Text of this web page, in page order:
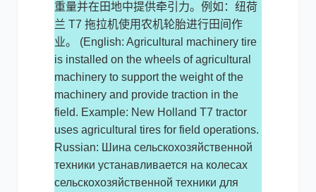
重量并在田地中提供牵引力。例如：纽荷
兰 T7 拖拉机使用农机轮胎进行田间作
业。 (English: Agricultural machinery tire
is installed on the wheels of agricultural
machinery to support the weight of the
machinery and provide traction in the
field. Example: New Holland T7 tractor
uses agricultural tires for field operations.
Russian: Шина сельскохозяйственной
техники устанавливается на колесах
сельскохозяйственной техники для